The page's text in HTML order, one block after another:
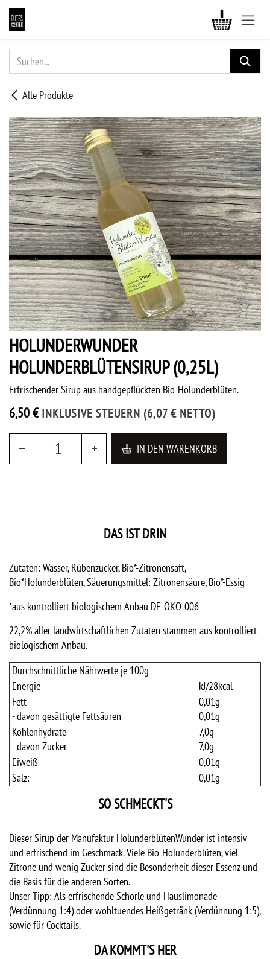
ZUM INHALT SPRINGEN
Alle Produkte
HOLUNDERWUNDER
HOLUNDERBLÜTENSIRUP (0,25L)
Erfrischender Sirup aus handgepflückten Bio-Holunderblüten.
6,50€ INKLUSIVE STEUERN (6,07€ NETTO)
IN DEN WARENKORB
DAS IST DRIN
Zutaten: Wasser, Rübenzucker, Bio*-Zitronensaft,
Bio*Holunderblüten, Säuerungsmittel: Zitronensäure, Bio*-Essig
*aus kontrolliert biologischem Anbau DE-ÖKO-006
22,2% aller landwirtschaftlichen Zutaten stammen aus kontrolliert
biologischem Anbau.
Durchschnittliche Nährwerte je 100g
Energie
kJ/28kcal
Fett
- davon gesättigte Fettsäuren
0,01g
0,01g
Kohlenhydrate
- davon Zucker
7,0g
7,0g
Eiweiß
0,01g
Salz:
0,01g
SO SCHMECKT'S
Dieser Sirup der Manufaktur HolunderblütenWunder ist intensiv
und erfrischend im Geschmack. Viele Bio-Holunderblüten, viel
Zitrone und wenig Zucker sind die Besonderheit dieser Essenz und
die Basis für die anderen Sorten.
Unser Tipp: Als erfrischende Schorle und Hauslimonade
(Verdünnung 1:4) oder wohltuendes Heißgetränk (Verdünnung 1:5),
sowie für Cocktails.
DA KOMMT'S HER